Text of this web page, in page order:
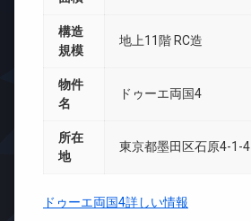
構造
規模
地上11階 RC造
物件
名
ドゥーエ両国4
所在
地
東京都墨田区石原4-1-4
ドゥーエ両国4詳しい情報